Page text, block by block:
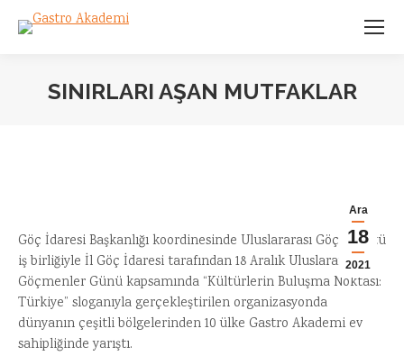
SINIRLARI AŞAN MUTFAKLAR
Ara
18
2021
Göç İdaresi Başkanlığı koordinesinde Uluslararası Göç Örgütü
iş birliğiyle İl Göç İdaresi tarafından 18 Aralık Uluslararası
Göçmenler Günü kapsamında “Kültürlerin Buluşma Noktası:
Türkiye” sloganıyla gerçekleştirilen organizasyonda
dünyanın çeşitli bölgelerinden 10 ülke Gastro Akademi ev
sahipliğinde yarıştı.